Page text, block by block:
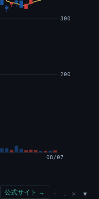
200
300
08/07
公式サイト → ↑ ↓ ×